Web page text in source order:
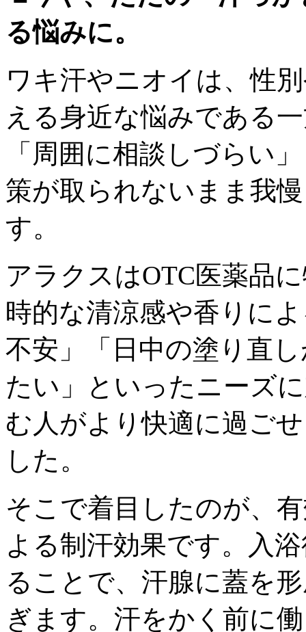
る悩みに。
ワキ汗やニオイは、性
える身近な悩みである
「周囲に相談しづらい
策が取られないまま我
す。
アラクスはOTC医薬品
時的な清涼感や香りに
不安」「日中の塗り直
たい」といったニーズ
む人がより快適に過ご
した。
そこで着目したのが、
よる制汗効果です。入
ることで、汗腺に蓋を
ぎます。汗をかく前に